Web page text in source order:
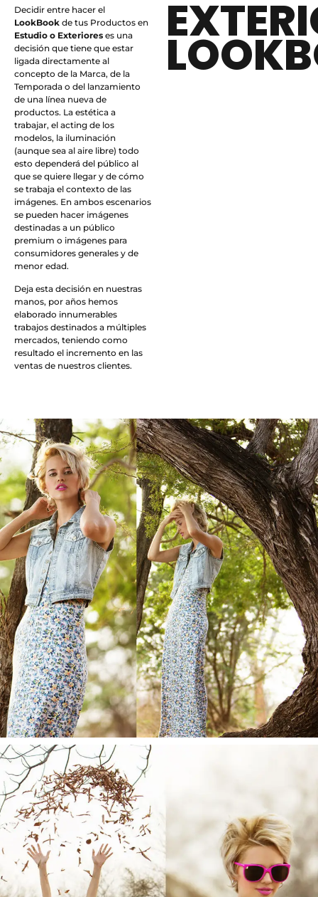
Decidir entre hacer el
LookBook de tus Productos en
Estudio o Exteriores es una
decisión que tiene que estar
ligada directamente al
concepto de la Marca, de la
Temporada o del lanzamiento
de una línea nueva de
productos. La estética a
trabajar, el acting de los
modelos, la iluminación
(aunque sea al aire libre) todo
esto dependerá del público al
que se quiere llegar y de cómo
se trabaja el contexto de las
imágenes. En ambos escenarios
se pueden hacer imágenes
destinadas a un público
premium o imágenes para
consumidores generales y de
menor edad.
Deja esta decisión en nuestras
manos, por años hemos
elaborado innumerables
trabajos destinados a múltiples
mercados, teniendo como
resultado el incremento en las
ventas de nuestros clientes.